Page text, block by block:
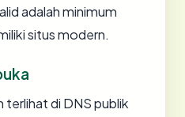
adalah minimum
situs modern.
di DNS publik